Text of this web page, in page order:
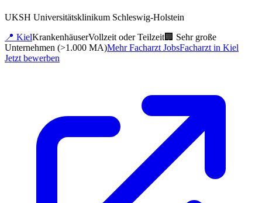
UKSH Universitätsklinikum Schleswig-Holstein
📍 KielKrankenhäuserVollzeit oder Teilzeit🏢 Sehr große
Unternehmen (>1.000 MA)MehrFacharzt JobsFacharzt in Kiel
Jetzt bewerben